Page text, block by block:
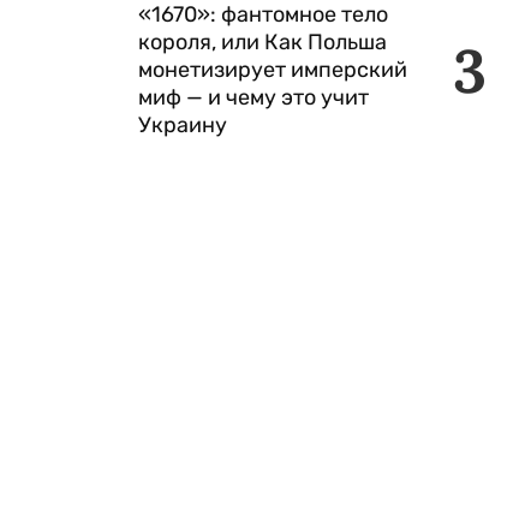
3
«1670»: фантомное тело
короля, или Как Польша
монетизирует имперский
миф — и чему это учит
Украину